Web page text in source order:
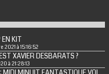
EN KIT
2021 à 15:16:52
XAVIER DESBARATS ?
à 21:28:13